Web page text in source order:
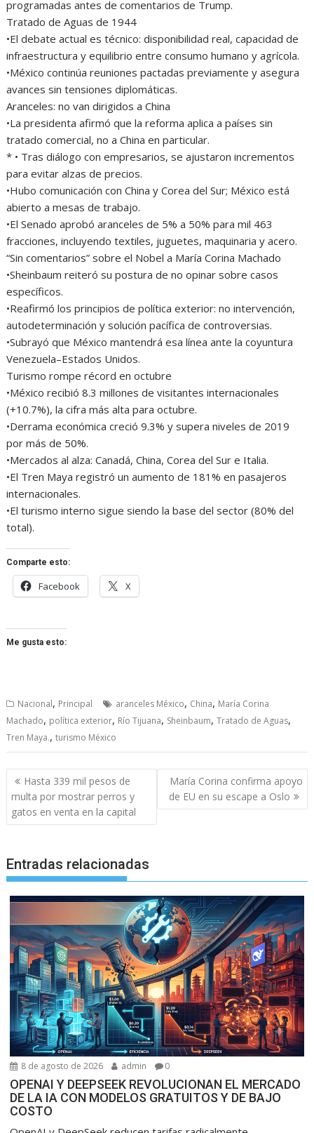
programadas antes de comentarios de Trump.
Tratado de Aguas de 1944
•El debate actual es técnico: disponibilidad real, capacidad de
infraestructura y equilibrio entre consumo humano y agrícola.
•México continúa reuniones pactadas previamente y asegura
avances sin tensiones diplomáticas.
Aranceles: no van dirigidos a China
•La presidenta afirmó que la reforma aplica a países sin
tratado comercial, no a China en particular.
* ⁠• Tras diálogo con empresarios, se ajustaron incrementos
para evitar alzas de precios.
•Hubo comunicación con China y Corea del Sur; México está
abierto a mesas de trabajo.
•El Senado aprobó aranceles de 5% a 50% para mil 463
fracciones, incluyendo textiles, juguetes, maquinaria y acero.
“Sin comentarios” sobre el Nobel a María Corina Machado
•Sheinbaum reiteró su postura de no opinar sobre casos
específicos.
•Reafirmó los principios de política exterior: no intervención,
autodeterminación y solución pacífica de controversias.
•Subrayó que México mantendrá esa línea ante la coyuntura
Venezuela–Estados Unidos.
Turismo rompe récord en octubre
•México recibió 8.3 millones de visitantes internacionales
(+10.7%), la cifra más alta para octubre.
•Derrama económica creció 9.3% y supera niveles de 2019
por más de 50%.
•Mercados al alza: Canadá, China, Corea del Sur e Italia.
•El Tren Maya registró un aumento de 181% en pasajeros
internacionales.
•El turismo interno sigue siendo la base del sector (80% del
total).
Comparte esto:
Facebook X
Me gusta esto:
Nacional, Principal aranceles México, China, María Corina
Machado, política exterior, Río Tijuana, Sheinbaum,Tratado de Aguas,
Tren Maya.,turismo México
Navegación
de
entradas
Hasta 339 mil pesos de
multa por mostrar perros y
gatos en venta en la capital
María Corina confirma apoyo
de EU en su escape a Oslo
Entradas relacionadas
8 de agosto de 2026 admin 0
OPENAI Y DEEPSEEK REVOLUCIONAN EL MERCADO
DE LA IA CON MODELOS GRATUITOS Y DE BAJO
COSTO